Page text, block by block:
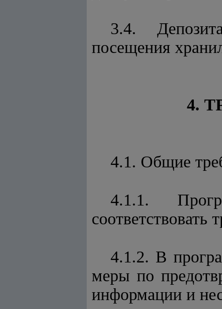
3.4.
посещения
4.
4.1. Общие
4.1.1.
соответствовать
4.1.2. В
меры по
информации и